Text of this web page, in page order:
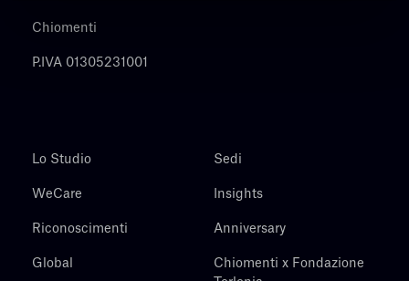
Chiomenti
P.IVA 01305231001
Lo Studio
WeCare
Riconoscimenti
Global
Sedi
Insights
Anniversary
Chiomenti x Fondazione